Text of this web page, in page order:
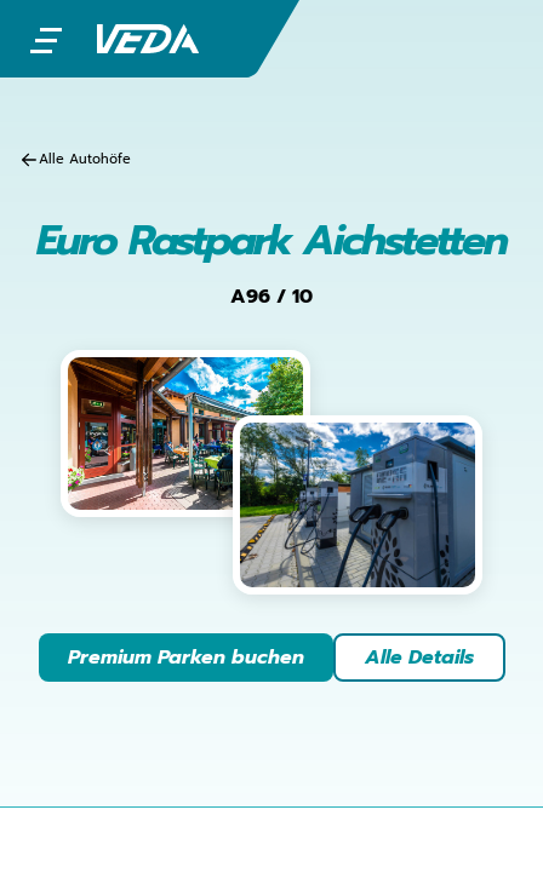
Alle Autohöfe
Euro Rastpark Aichstetten
A96 / 10
Premium Parken buchen Alle Details